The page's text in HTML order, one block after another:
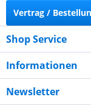
Vertrag /
Shop Service
Informationen
Newsletter